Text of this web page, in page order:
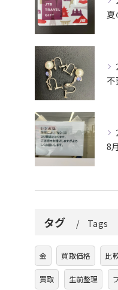
8
タグ Tags
金 買取価格 比
買取 生前整理